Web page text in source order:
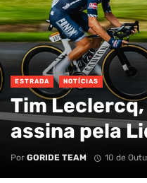
ESTRADA NOTÍCIAS
Tim Leclercq,
assina pela
Por GORIDE TEAM 10 de